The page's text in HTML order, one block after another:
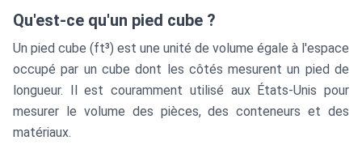
Qu'est-ce qu'un pied cube ?
Un pied cube (ft³) est une unité de volume égale à l'espace
occupé par un cube dont les côtés mesurent un pied de
longueur. Il est couramment utilisé aux États-Unis pour
mesurer le volume des pièces, des conteneurs et des
matériaux.